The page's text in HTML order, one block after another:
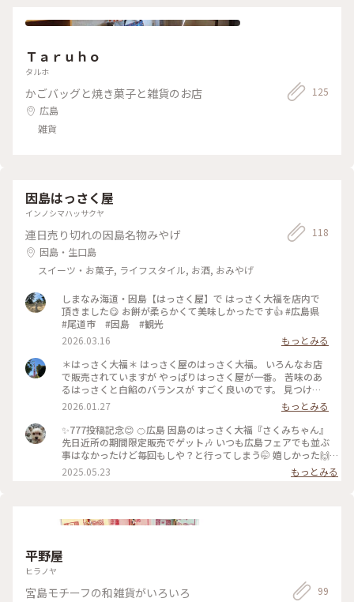
Ｔａｒｕｈｏ
タルホ
かごバッグと焼き菓子と雑貨のお店
広島
雑貨
125
因島はっさく屋
インノシマハッサクヤ
連日売り切れの因島名物みやげ
因島・生口島
スイーツ・お菓子, ライフスタイル, お酒, おみやげ
118
しまなみ海道・因島【はっさく屋】で はっさく大福を店内で
頂きました😋 お餅が柔らかくて美味しかったです👍 #広島県
#尾道市 #因島 #観光
2026.03.16
もっとみる
＊はっさく大福＊ はっさく屋のはっさく大福。 いろんなお店
で販売されていますが やっぱりはっさく屋が一番。 苦味のあ
るはっさくと白餡のバランスが すごく良いのです。 見つける
と買ってしまうので 最近は見ないようにするに必死です。 #私
のことりっぷ旅 #尾道 #尾道さんぽ #因島 #はっさく大福 #はっ
さく屋
2026.01.27
もっとみる
✨777投稿記念😊 🍊広島 因島のはっさく大福『さくみちゃん』
先日近所の期間限定販売でゲット🎶 いつも広島フェアでも並ぶ
事はなかったけど毎回もしや？と行ってしまう🤭 嬉しかった🙌
銀座オフィスの頃はたまに広島のアンテナショップまで買いに行
ってましたが入荷していないかよく売り切れていました😅 はっ
は、はっさく大福のイメージキャラクター💓
内） 電話：0845-24-0715 営業時間：8:30～売り切れ次第終了
み海道を自転車で走ったのが懐かしい #その日は🍊はっさく屋さ
ん定休日だった😭 2025/5/18
2025.05.23 もっとみる
平野屋
ヒラノヤ
宮島モチーフの和雑貨がいろいろ 99